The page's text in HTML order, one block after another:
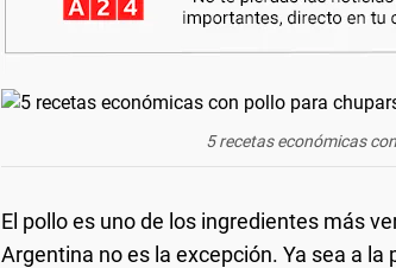
5 recetas económicas
El pollo es uno de los ingredientes más
Argentina no es la excepción. Ya sea a